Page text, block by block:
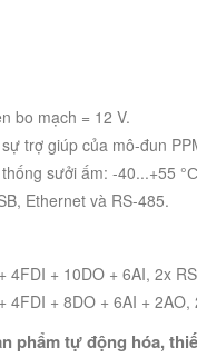
bo mạch = 12 V.
trợ giúp của mô-đun
sưởi ấm: -40...+55
Ethernet và RS-485.
4FDI + 10DO + 6AI, 2x
4FDI + 8DO + 6AI +
phẩm tự động hóa,